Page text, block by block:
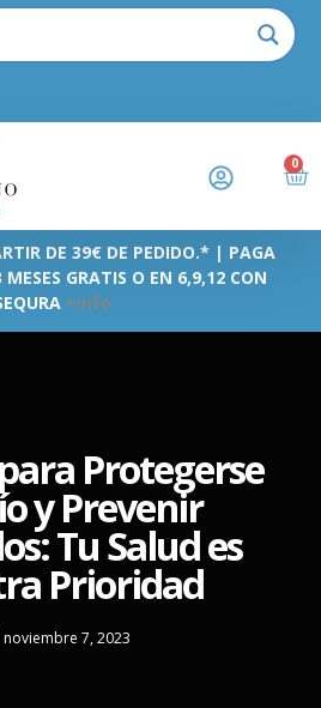
0
DE 39€ DE PEDIDO.* | PAGA
GRATIS O EN 6,9,12 CON
+info
Protegerse
y Prevenir
Tu Salud es
Prioridad
noviembre 7, 2023